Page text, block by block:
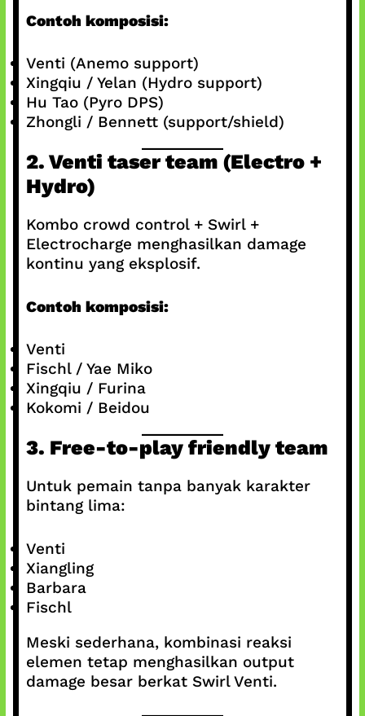
Contoh komposisi:
Venti (Anemo support)
Xingqiu / Yelan (Hydro support)
Hu Tao (Pyro DPS)
Zhongli / Bennett (support/shield)
2. Venti taser team (Electro +
Hydro)
Kombo crowd control + Swirl +
Electrocharge menghasilkan damage
kontinu yang eksplosif.
Contoh komposisi:
Venti
Fischl / Yae Miko
Xingqiu / Furina
Kokomi / Beidou
3. Free-to-play friendly team
Untuk pemain tanpa banyak karakter
bintang lima:
Venti
Xiangling
Barbara
Fischl
Meski sederhana, kombinasi reaksi
elemen tetap menghasilkan output
damage besar berkat Swirl Venti.